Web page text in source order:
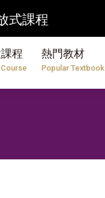
式課程
程 熱門教材
Popular Textbook